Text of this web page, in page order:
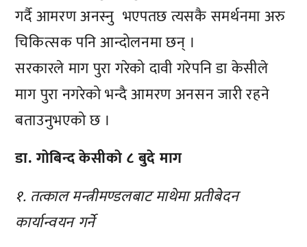
गर्दै आमरण अनस्नु भएपतछ त्यसकै समर्थनमा अरु
चिकित्सक पनि आन्दोलनमा छन् ।
सरकारले माग पुरा गरेको दावी गरेपनि डा केसीले
माग पुरा नगरेको भन्दै आमरण अनसन जारी रहने
बताउनुभएको छ ।
डा. गाेबिन्द केसीकाे ८ बुदे माग
१. तत्काल मन्त्रीमण्डलबाट माथेमा प्रतीबेदन
कार्यान्वयन गर्ने